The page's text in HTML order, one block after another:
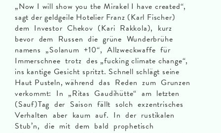
„Now I will show you the Mirakel I have created“,
sagt der geldgeile Hotelier Franz (Karl Fischer)
dem Investor Chekov (Kari Rakkola), kurz
bevor dem Russen die grüne Wunderbrühe
namens „Solanum +10“, Allzweckwaffe für
Immerschnee trotz des „fucking climate change“,
ins kantige Gesicht spritzt. Schnell schlägt seine
Haut Pusteln, während das Reden zum Grunzen
verkommt: In „Ritas Gaudihütte“ am letzten
(Sauf)Tag der Saison fällt solch exzentrisches
Verhalten aber kaum auf. In der rustikalen
Stub’n, die mit dem bald prophetisch